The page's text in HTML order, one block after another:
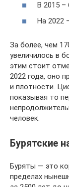
В 2015 –
На 2022
За более, чем
увеличилось в
этим стоит
2022 года, оно
и плотности.
показывая то
человек.
Бурятские
Буряты — это
пределах